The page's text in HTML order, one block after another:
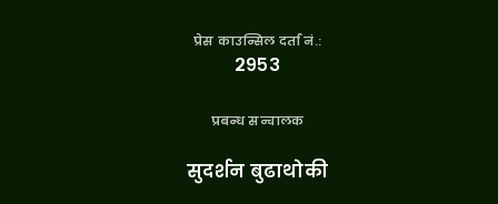
प्रेस काउन्सिल दर्ता नं.:
२९५३
प्रबन्ध सन्चालक
सुदर्शन बुढाथोकी